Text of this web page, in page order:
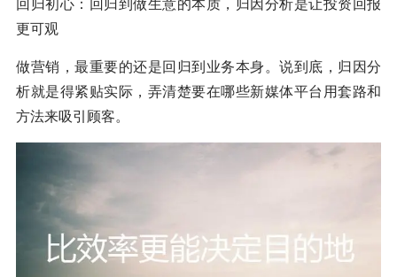
回归初心：回归到做生意的本质，归因分析是让投资回报
更可观
做营销，最重要的还是回归到业务本身。说到底，归因分
析就是得紧贴实际，弄清楚要在哪些新媒体平台用套路和
方法来吸引顾客。